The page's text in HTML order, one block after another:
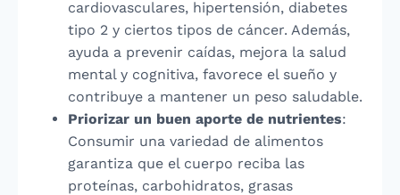
cardiovasculares, hipertensión, diabetes
tipo 2 y ciertos tipos de cáncer. Además,
ayuda a prevenir caídas, mejora la salud
mental y cognitiva, favorece el sueño y
contribuye a mantener un peso saludable.
Priorizar un buen aporte de nutrientes:
Consumir una variedad de alimentos
garantiza que el cuerpo reciba las
proteínas, carbohidratos, grasas